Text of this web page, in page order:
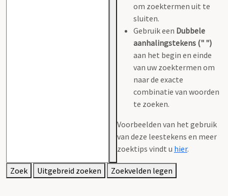
om zoektermen uit te
sluiten.
Gebruik een Dubbele
aanhalingstekens (" ")
aan het begin en einde
van uw zoektermen om
naar de exacte
combinatie van woorden
te zoeken.
Voorbeelden van het gebruik
van deze leestekens en meer
zoektips vindt u hier.
Zoek Uitgebreid zoeken Zoekvelden legen